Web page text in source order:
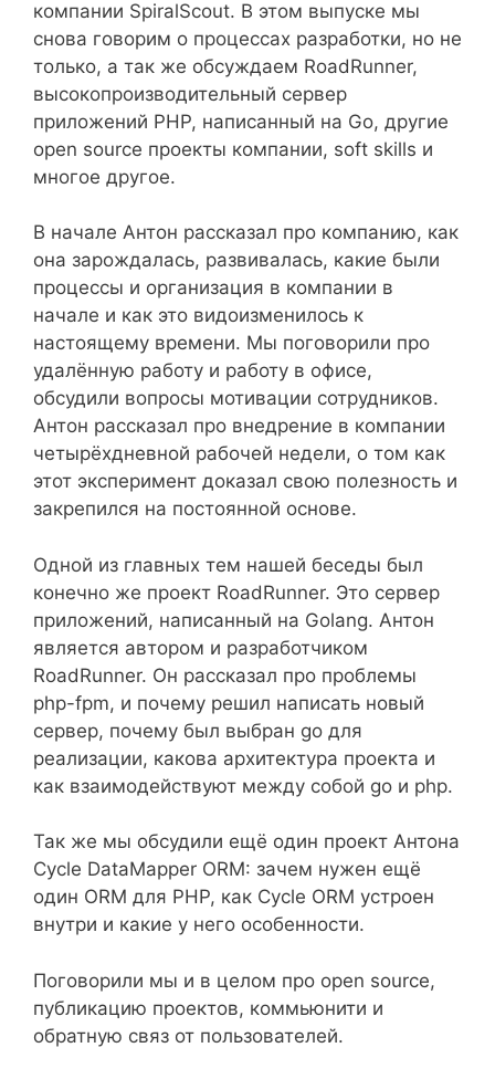
компании SpiralScout. В этом выпуске мы
снова говорим о процессах разработки, но не
только, а так же обсуждаем RoadRunner,
высокопроизводительный сервер
приложений PHP, написанный на Go, другие
open source проекты компании, soft skills и
многое другое.
В начале Антон рассказал про компанию, как
она зарождалась, развивалась, какие были
процессы и организация в компании в
начале и как это видоизменилось к
настоящему времени. Мы поговорили про
удалённую работу и работу в офисе,
обсудили вопросы мотивации сотрудников.
Антон рассказал про внедрение в компании
четырёхдневной рабочей недели, о том как
этот эксперимент доказал свою полезность и
закрепился на постоянной основе.
Одной из главных тем нашей беседы был
конечно же проект RoadRunner. Это сервер
приложений, написанный на Golang. Антон
является автором и разработчиком
RoadRunner. Он рассказал про проблемы
php-fpm, и почему решил написать новый
сервер, почему был выбран go для
реализации, какова архитектура проекта и
как взаимодействуют между собой go и php.
Так же мы обсудили ещё один проект Антона
Cycle DataMapper ORM: зачем нужен ещё
один ORM для PHP, как Cycle ORM устроен
внутри и какие у него особенности.
Поговорили мы и в целом про open source,
публикацию проектов, коммьюнити и
обратную связ от пользователей.